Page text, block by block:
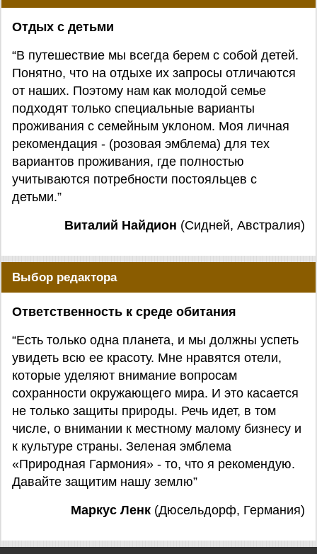
Отдых с детьми
“В путешествие мы всегда берем с собой детей.
Понятно, что на отдыхе их запросы отличаются
от наших. Поэтому нам как молодой семье
подходят только специальные варианты
проживания с семейным уклоном. Моя личная
рекомендация - (розовая эмблема) для тех
вариантов проживания, где полностью
учитываются потребности постояльцев с
детьми.”
Виталий Найдион (Сидней, Австралия)
Выбор редактора
Ответственность к среде обитания
“Есть только одна планета, и мы должны успеть
увидеть всю ее красоту. Мне нравятся отели,
которые уделяют внимание вопросам
сохранности окружающего мира. И это касается
не только защиты природы. Речь идет, в том
числе, о внимании к местному малому бизнесу и
к культуре страны. Зеленая эмблема
«Природная Гармония» - то, что я рекомендую.
Давайте защитим нашу землю”
Маркус Ленк (Дюсельдорф, Германия)